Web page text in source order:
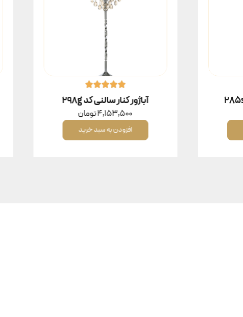
آباژور کنار سالنی کد 298g
4,153,500تومان
افزودن به سبد خرید